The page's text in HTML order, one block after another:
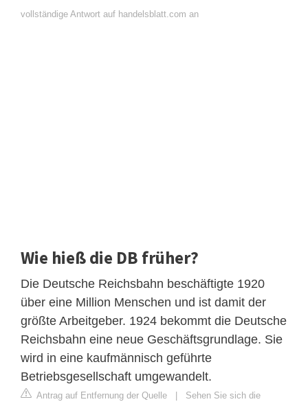
vollständige Antwort auf handelsblatt.com an
Wie hieß die DB früher?
Die Deutsche Reichsbahn beschäftigte 1920
über eine Million Menschen und ist damit der
größte Arbeitgeber. 1924 bekommt die Deutsche
Reichsbahn eine neue Geschäftsgrundlage. Sie
wird in eine kaufmännisch geführte
Betriebsgesellschaft umgewandelt.
Antrag auf Entfernung der Quelle | Sehen Sie sich die